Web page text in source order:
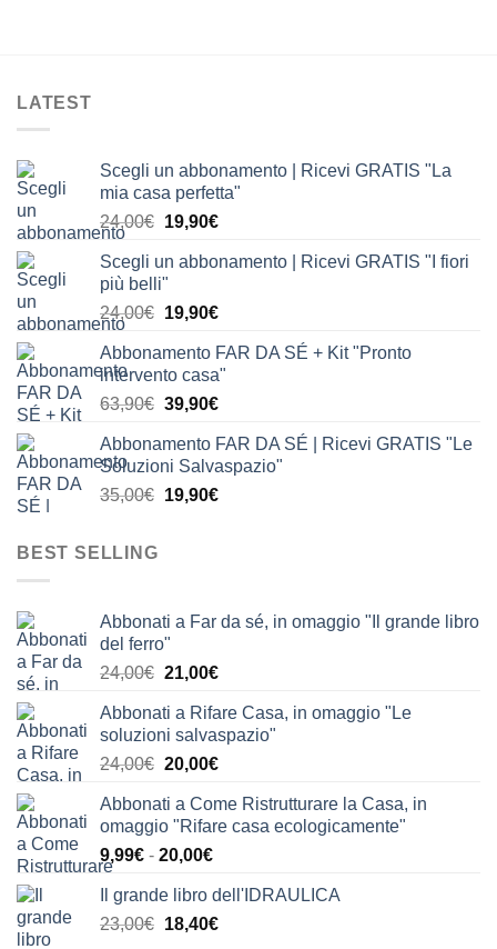
LATEST
Scegli un abbonamento | Ricevi GRATIS "La
mia casa perfetta"
24,00€ Il
originale
24,00€.
19,90€Il
attuale
19,90€.
Scegli un abbonamento | Ricevi GRATIS "I fiori
più belli"
24,00€ Il
originale
era:
24,00€.
19,90€Il
attuale
è:
19,90€.
Abbonamento FAR DA SÉ + Kit "Pronto
intervento casa"
63,90€ Il
originale
era:
63,90€.
39,90€Il
attuale
è:
39,90€.
Abbonamento FAR DA SÉ | Ricevi GRATIS "Le
Soluzioni Salvaspazio"
35,00€ Il
19,90€Il
BEST SELLING
Abbonati a Far da sé, in omaggio "Il grande libro
del ferro"
24,00€ Il
originale
era:
24,00€.
21,00€Il
attuale
è:
21,00€.
Abbonati a Rifare Casa, in omaggio "Le
soluzioni salvaspazio"
24,00€ Il
originale
era:
24,00€.
20,00€Il
attuale
è:
Abbonati a Come Ristrutturare la Casa, in
omaggio "Rifare casa ecologicamente"
9,99€ - 20,00€Fascia
prezzo:
da
Il grande libro dell'IDRAULICA
23,00€ Il
18,40€Il